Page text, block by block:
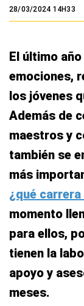
28/03/2024 14H33
El último
emociones,
los jóvenes
Además de
maestros y
también se
más
¿qué
momento
para ellos,
tienen la
apoyo y
meses.